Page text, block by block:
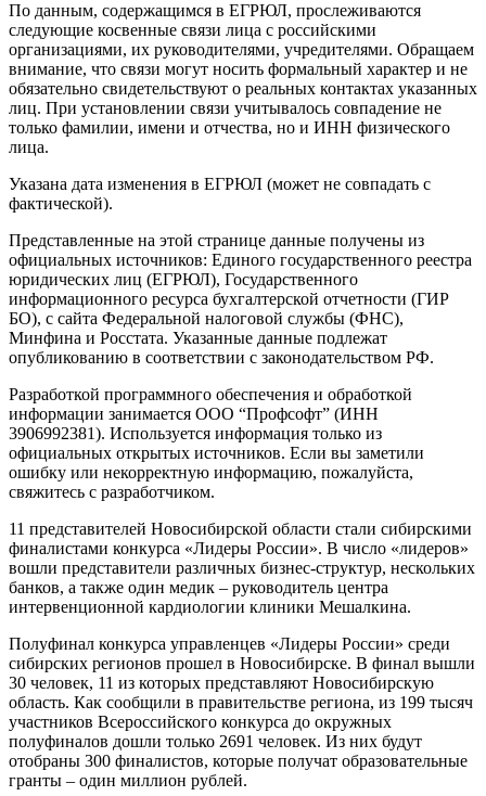
По данным, содержащимся в ЕГРЮЛ, прослеживаются
следующие косвенные связи лица с российскими
организациями, их руководителями, учредителями. Обращаем
внимание, что связи могут носить формальный характер и не
обязательно свидетельствуют о реальных контактах указанных
лиц. При установлении связи учитывалось совпадение не
только фамилии, имени и отчества, но и ИНН физического
лица.
Указана дата изменения в ЕГРЮЛ (может не совпадать с
фактической).
Представленные на этой странице данные получены из
официальных источников: Единого государственного реестра
юридических лиц (ЕГРЮЛ), Государственного
информационного ресурса бухгалтерской отчетности (ГИР
БО), с сайта Федеральной налоговой службы (ФНС),
Минфина и Росстата. Указанные данные подлежат
опубликованию в соответствии с законодательством РФ.
Разработкой программного обеспечения и обработкой
информации занимается ООО “Профсофт” (ИНН
3906992381). Используется информация только из
официальных открытых источников. Если вы заметили
ошибку или некорректную информацию, пожалуйста,
свяжитесь с разработчиком.
11 представителей Новосибирской области стали сибирскими
финалистами конкурса «Лидеры России». В число «лидеров»
вошли представители различных бизнес-структур, нескольких
банков, а также один медик – руководитель центра
интервенционной кардиологии клиники Мешалкина.
Полуфинал конкурса управленцев «Лидеры России» среди
сибирских регионов прошел в Новосибирске. В финал вышли
30 человек, 11 из которых представляют Новосибирскую
область. Как сообщили в правительстве региона, из 199 тысяч
участников Всероссийского конкурса до окружных
полуфиналов дошли только 2691 человек. Из них будут
отобраны 300 финалистов, которые получат образовательные
гранты – один миллион рублей.